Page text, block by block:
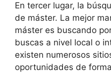
En tercer lugar, la
de máster. La mejor
máster es buscando
buscas a nivel local o
existen numerosos
oportunidades de